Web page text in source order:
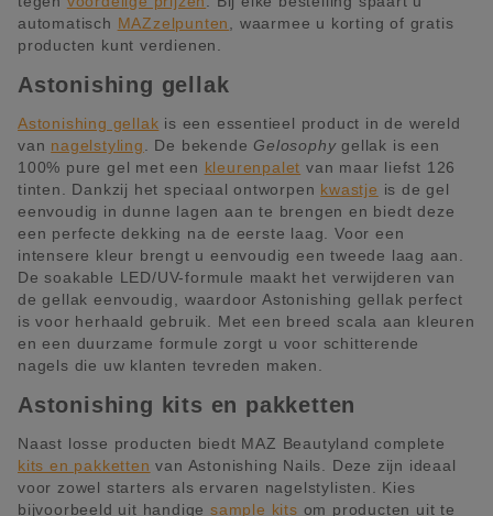
automatisch MAZzelpunten
, waarmee u korting of gratis
producten kunt verdienen.
Astonishing gellak
Astonishing gellak is een essentieel product in de wereld
van nagelstyling . De bekende Gelosophygellak is een
100% pure gel met een kleurenpalet van maar liefst 126
tinten. Dankzij het speciaal ontworpen kwastje is de gel
eenvoudig in dunne lagen aan te brengen en biedt deze
een perfecte dekking na de eerste laag. Voor een
intensere kleur brengt u eenvoudig een tweede laag aan.
De soakable LED/UV-formule maakt het verwijderen van
de gellak eenvoudig, waardoor Astonishing gellak perfect
is voor herhaald gebruik. Met een breed scala aan kleuren
en een duurzame formule zorgt u voor schitterende
nagels die uw klanten tevreden maken.
Astonishing kits en pakketten
Naast losse producten biedt MAZ Beautyland complete
kits en pakketten van Astonishing Nails. Deze zijn ideaal
voor zowel starters als ervaren nagelstylisten. Kies
bijvoorbeeld uit handigesample kits om producten uit te